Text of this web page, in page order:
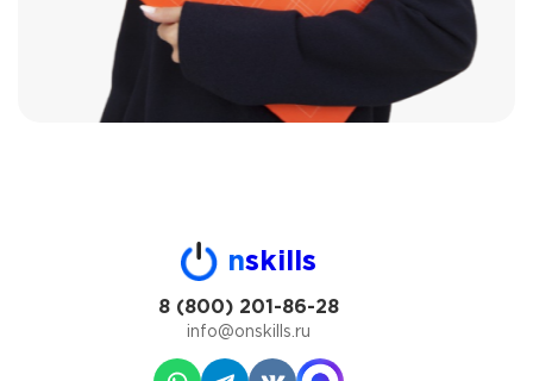
nskills
8 (800) 201-86-28
info@onskills.ru